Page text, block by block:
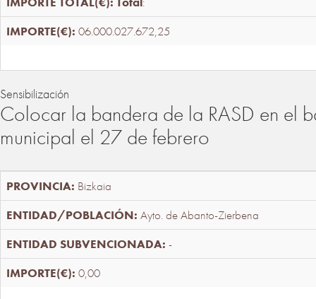
06.000.027.672,25
Sensibilización
Colocar la bandera de la RASD en el
municipal el 27 de febrero
Bizkaia
Ayto. de Abanto-Zierbena
-
0,00